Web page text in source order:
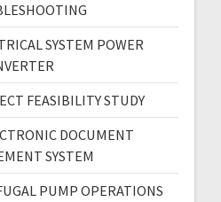
SYSTEM POWER
FEASIBILITY STUDY
DOCUMENT
SYSTEM
PUMP OPERATIONS